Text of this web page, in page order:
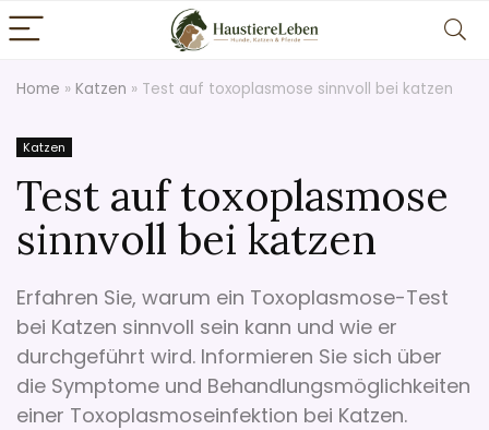
Home » Katzen » Test auf toxoplasmose sinnvoll bei katzen
Katzen
Test auf toxoplasmose
sinnvoll bei katzen
Erfahren Sie, warum ein Toxoplasmose-Test
bei Katzen sinnvoll sein kann und wie er
durchgeführt wird. Informieren Sie sich über
die Symptome und Behandlungsmöglichkeiten
einer Toxoplasmoseinfektion bei Katzen.